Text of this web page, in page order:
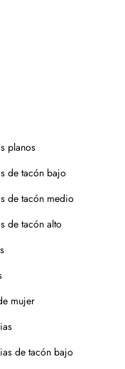
o funda de tela,
día.
planos
de tacón bajo
de tacón medio
de tacón alto
mujer
de tacón bajo